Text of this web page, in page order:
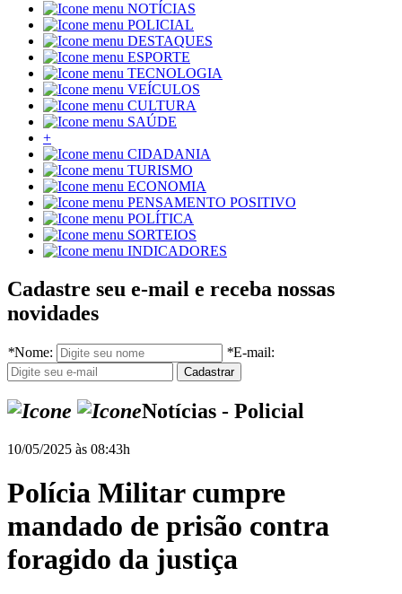
NOTÍCIAS
POLICIAL
DESTAQUES
ESPORTE
TECNOLOGIA
VEÍCULOS
CULTURA
SAÚDE
+
CIDADANIA
TURISMO
ECONOMIA
PENSAMENTO POSITIVO
POLÍTICA
SORTEIOS
INDICADORES
Cadastre seu e-mail e receba nossas
novidades
*Nome: *E-mail:
Notícias - Policial
10/05/2025 às 08:43h
Polícia Militar cumpre
mandado de prisão contra
foragido da justiça